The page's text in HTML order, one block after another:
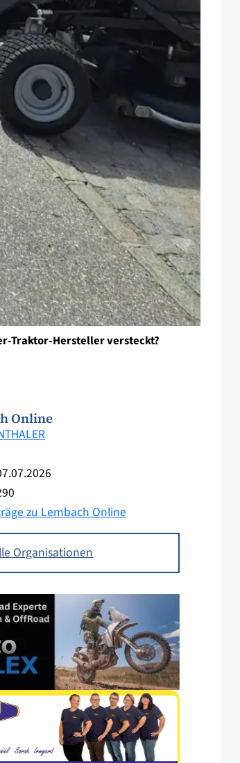
Traktor-Hersteller versteckt?
Online
zu Lembach Online
Organisationen